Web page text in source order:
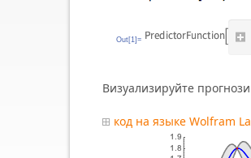
Out[1]=
Визуализируйте
код на языке Wolfram